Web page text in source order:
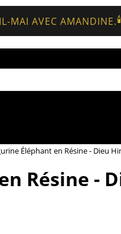
MAI AVEC AMANDINE.🕯️
Éléphant en Résine - Dieu
Résine -